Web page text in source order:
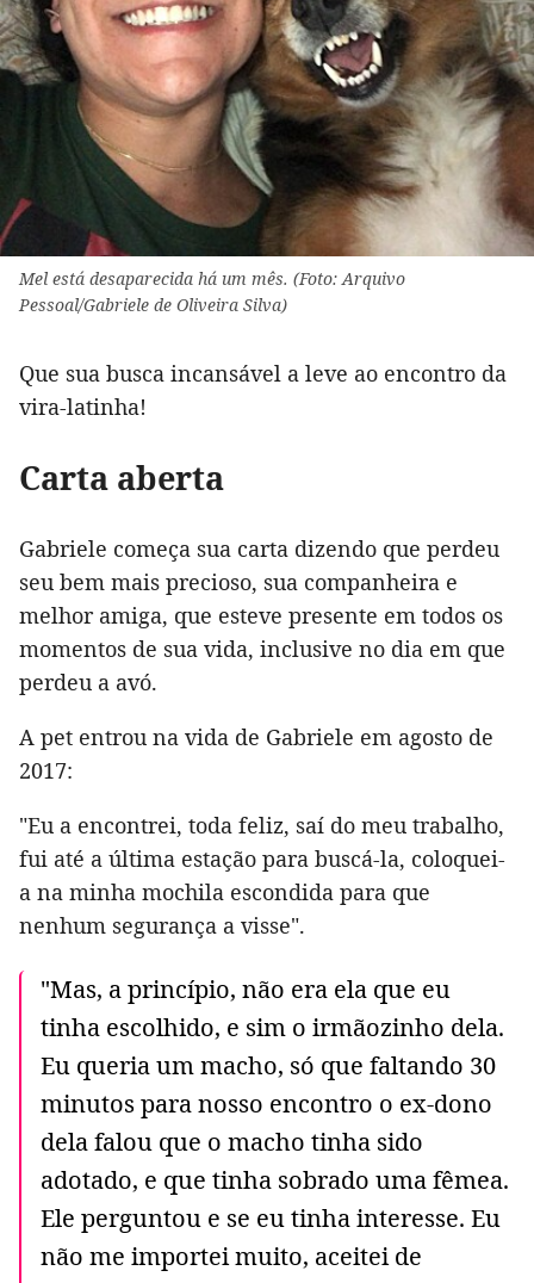
Mel está desaparecida há um mês. (Foto: Arquivo
Pessoal/Gabriele de Oliveira Silva)
Que sua busca incansável a leve ao encontro da
vira-latinha!
Carta aberta
Gabriele começa sua carta dizendo que perdeu
seu bem mais precioso, sua companheira e
melhor amiga, que esteve presente em todos os
momentos de sua vida, inclusive no dia em que
perdeu a avó.
A pet entrou na vida de Gabriele em agosto de
2017:
"Eu a encontrei, toda feliz, saí do meu trabalho,
fui até a última estação para buscá-la, coloquei-
a na minha mochila escondida para que
nenhum segurança a visse".
"Mas, a princípio, não era ela que eu
tinha escolhido, e sim o irmãozinho dela.
Eu queria um macho, só que faltando 30
minutos para nosso encontro o ex-dono
dela falou que o macho tinha sido
adotado, e que tinha sobrado uma fêmea.
Ele perguntou e se eu tinha interesse. Eu
não me importei muito, aceitei de